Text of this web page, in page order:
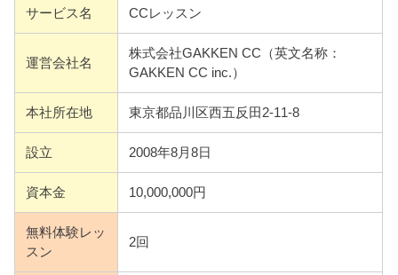
サービス名 CCレッスン
運営会社名
株式会社GAKKEN CC（英文名称：
GAKKEN CC inc.）
本社所在地 東京都品川区西五反田2-11-8
設立 2008年8月8日
資本金 10,000,000円
無料体験レッ
スン
2回